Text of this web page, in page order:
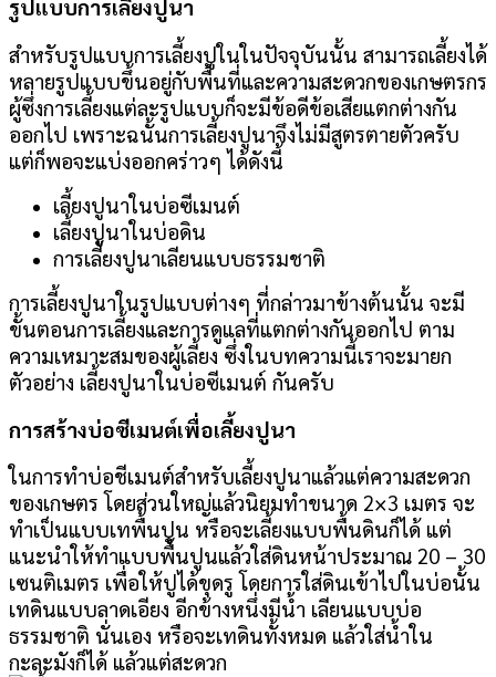
รูปแบบการเลี้ยงปูนา
สำหรับรูปแบบการเลี้ยงปูในในปัจจุบันนั้น สามารถเลี้ยงได้
หลายรูปแบบขึ้นอยู่กับพื้นที่และความสะดวกของเกษตรกร
ผู้ซึ่งการเลี้ยงแต่ละรูปแบบก็จะมีข้อดีข้อเสียแตกต่างกัน
ออกไป เพราะฉนั้นการเลี้ยงปูนาจึงไม่มีสูตรตายตัวครับ
แต่ก็พอจะแบ่งออกคร่าวๆ ได้ดังนี้
เลี้ยงปูนาในบ่อซีเมนต์
เลี้ยงปูนาในบ่อดิน
การเลี้ยงปูนาเลียนแบบธรรมชาติ
การเลี้ยงปูนาในรูปแบบต่างๆ ที่กล่าวมาข้างต้นนั้น จะมี
ขั้นตอนการเลี้ยงและการดูแลที่แตกต่างกันออกไป ตาม
ความเหมาะสมของผู้เลี้ยง ซึ่งในบทความนี้เราจะมายก
ตัวอย่าง เลี้ยงปูนาในบ่อซีเมนต์ กันครับ
การสร้างบ่อซีเมนต์เพื่อเลี้ยงปูนา
ในการทำบ่อชีเมนต์สำหรับเลี้ยงปูนาแล้วแต่ความสะดวก
ของเกษตร โดยส่วนใหญ่แล้วนิยมทำขนาด 2×3 เมตร จะ
ทำเป็นแบบเทพื้นปูน หรือจะเลี้ยงแบบพื้นดินก็ได้ แต่
แนะนำให้ทำแบบพื้นปูนแล้วใส่ดินหน้าประมาณ 20 – 30
เซนติเมตร เพื่อให้ปูได้ขุดรู โดยการใส่ดินเข้าไปในบ่อนั้น
เทดินแบบลาดเอียง อีกข้างหนึ่งมีน้ำ เลียนแบบบ่อ
ธรรมชาติ นั่นเอง หรือจะเทดินทั้งหมด แล้วใส่น้ำใน
กะละมังก็ได้ แล้วแต่สะดวก